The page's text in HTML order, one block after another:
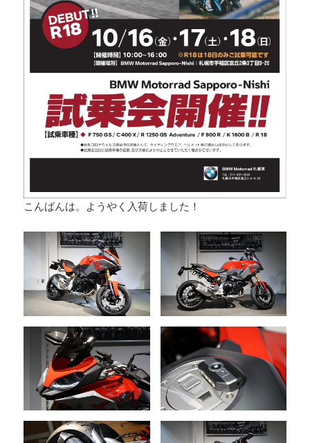
こんばんは。ようやく入荷しました！